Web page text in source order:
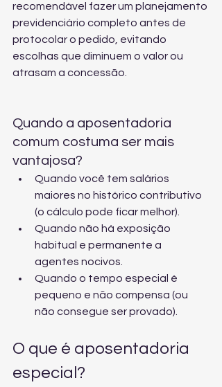
recomendável fazer um planejamento
previdenciário completo antes de
protocolar o pedido, evitando
escolhas que diminuem o valor ou
atrasam a concessão.
Quando a aposentadoria
comum costuma ser mais
vantajosa?
Quando você tem salários
maiores no histórico contributivo
(o cálculo pode ficar melhor).
Quando não há exposição
habitual e permanente a
agentes nocivos.
Quando o tempo especial é
pequeno e não compensa (ou
não consegue ser provado).
O que é aposentadoria
especial?